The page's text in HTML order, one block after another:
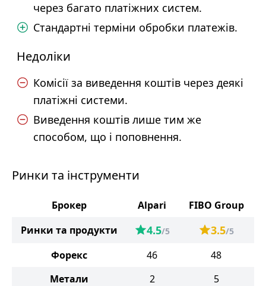
через багато платіжних систем.
Стандартні терміни обробки платежів.
Недоліки
Комісії за виведення коштів через деякі
платіжні системи.
Виведення коштів лише тим же
способом, що і поповнення.
Ринки та інструменти
Брокер Alpari
FIBO Group
Ринки та продукти
4.5/5 3.5/5
Форекс 46
48
Метали
2
5